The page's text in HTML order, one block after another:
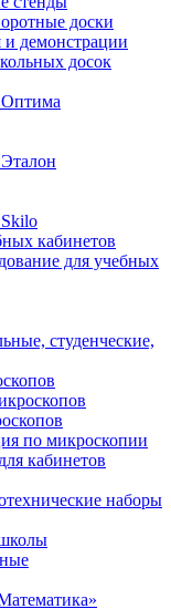
доски
и демонстрации
досок
Оптима
кабинетов
для учебных
студенческие,
по микроскопии
кабинетов
наборы